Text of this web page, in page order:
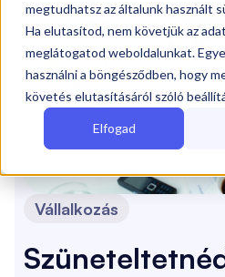
megtudhatsz az általunk használt
Ha elutasítod, nem követjük az
meglátogatod weboldalunkat.
használni a böngésződben, hogy
követés elutasításáról szóló
Elfogad
Vállalkozás